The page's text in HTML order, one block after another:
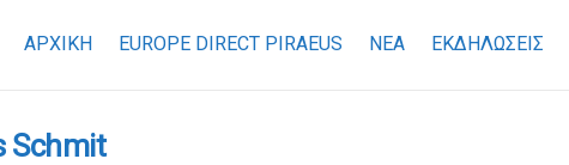
ΑΡΧΙΚΗ EUROPE DIRECT PIRAEUS ΝΕΑ ΕΚΔΗΛΩΣΕΙΣ
Schmit